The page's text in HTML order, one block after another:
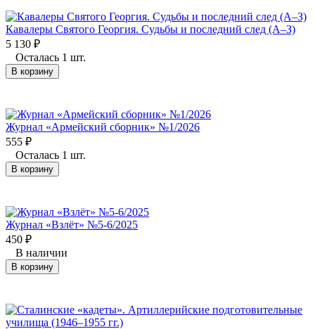
Кавалеры Святого Георгия. Судьбы и последний след (А–З)
5 130 ₽
Осталась 1 шт.
В корзину
Журнал «Армейский сборник» №1/2026
555 ₽
Осталась 1 шт.
В корзину
Журнал «Взлёт» №5-6/2025
450 ₽
В наличии
В корзину